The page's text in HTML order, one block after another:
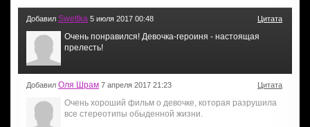
Добавил Swettka 5 июля 2017 00:48 Цитата
Очень понравился! Девочка-героиня - настоящая
прелесть!
Добавил Оля Шрам 7 апреля 2017 21:23 Цитата
Очень хороший фильм о девочке, которая разрушила
все стереотипы обыденной жизни.